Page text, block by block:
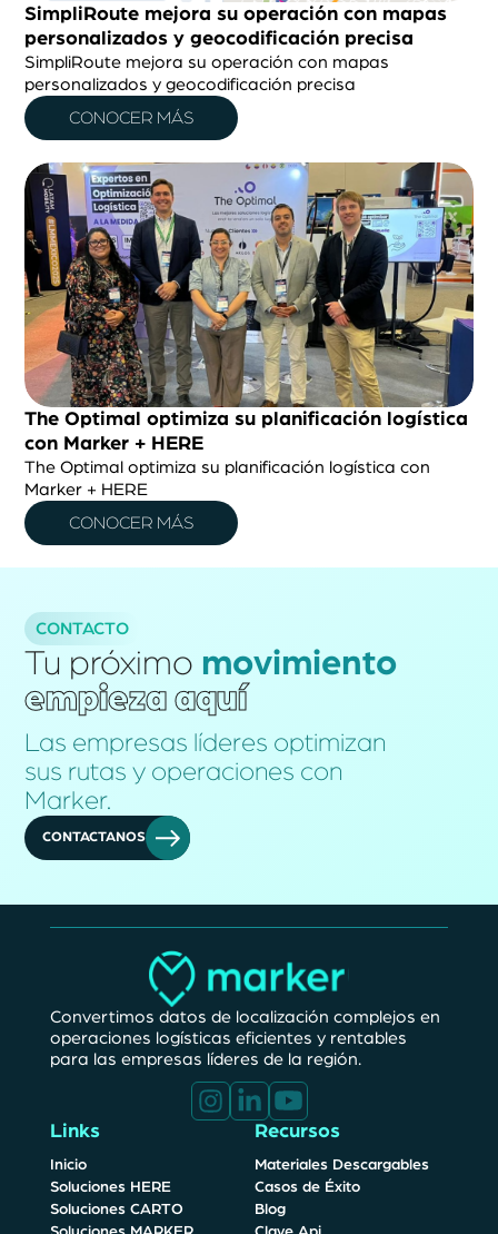
SimpliRoute mejora su operación con mapas
personalizados y geocodificación precisa
SimpliRoute mejora su operación con mapas
personalizados y geocodificación precisa
CONOCER MÁS
The Optimal optimiza su planificación logística
con Marker + HERE
The Optimal optimiza su planificación logística con
Marker + HERE
CONOCER MÁS
CONTACTO
Tu próximo movimiento
empieza aquí
Las empresas líderes optimizan
sus rutas y operaciones con
Marker.
CONTACTANOS
Convertimos datos de localización complejos en
operaciones logísticas eficientes y rentables
para las empresas líderes de la región.
Links
Inicio
Soluciones HERE
Soluciones CARTO
Recursos
Materiales Descargables
Casos de Éxito
Blog